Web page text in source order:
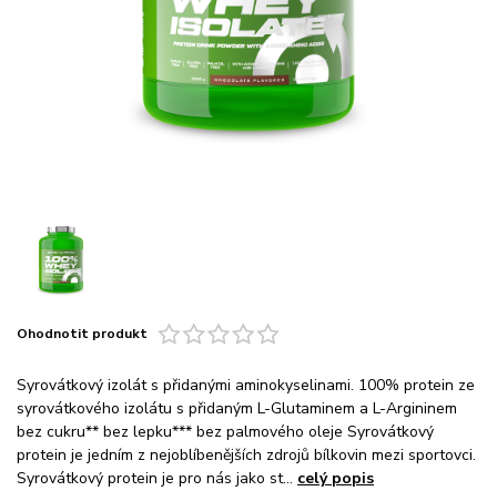
Ohodnotit produkt
Syrovátkový izolát s přidanými aminokyselinami. 100% protein ze
syrovátkového izolátu s přidaným L-Glutaminem a L-Argininem
bez cukru** bez lepku*** bez palmového oleje Syrovátkový
protein je jedním z nejoblíbenějších zdrojů bílkovin mezi sportovci.
Syrovátkový protein je pro nás jako st... celý popis